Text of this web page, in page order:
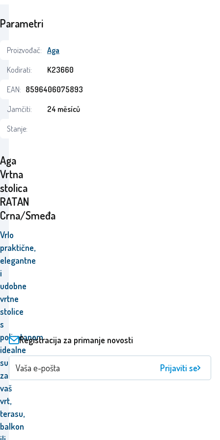
Aga
Vrtna
stolica
RATAN
Crna/Smeđa
Vrlo
praktične,
elegantne
i
udobne
vrtne
stolice
s
poliratanom
idealne
su
za
vaš
vrt,
terasu,
balkon
Parametri
Proizvođač: Aga
Kodirati:
K23660
EAN: 8596406075893
Jamčiti:
24 měsíců
Stanje:
Registracija za primanje novosti
Prijaviti se